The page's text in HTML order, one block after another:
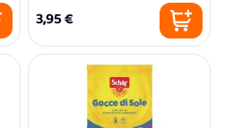
3,95 €